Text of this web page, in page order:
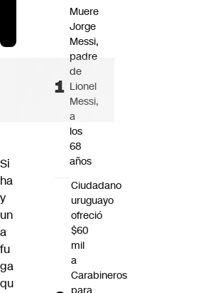
Si
ha
y
un
a
fu
ga
qu
Muere
Jorge
Messi,
padre
de
Lionel
Messi,
a
los
68
años
Ciudadano
uruguayo
ofreció
$60
mil
a
Carabineros
para